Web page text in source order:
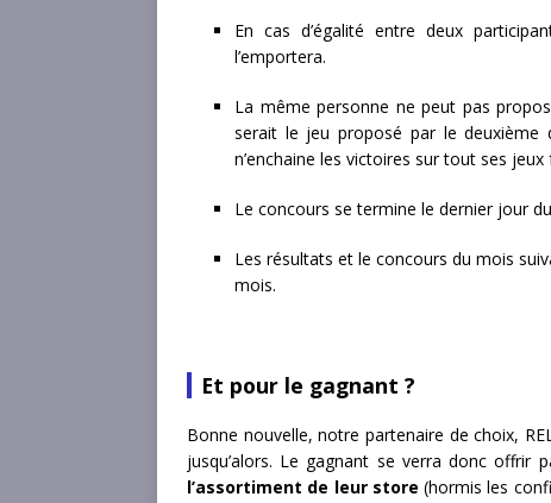
En cas d’égalité entre deux
l’emportera.
La même personne ne peut pas
serait le jeu proposé par le deuxième
n’enchaine les victoires sur tout ses jeux
Le concours se termine le dernier jour
Les résultats et le concours du mois
mois.
Et pour le gagnant ?
Bonne nouvelle, notre partenaire de choix,
jusqu’alors. Le gagnant se verra donc offrir
l’assortiment de leur store (hormis les